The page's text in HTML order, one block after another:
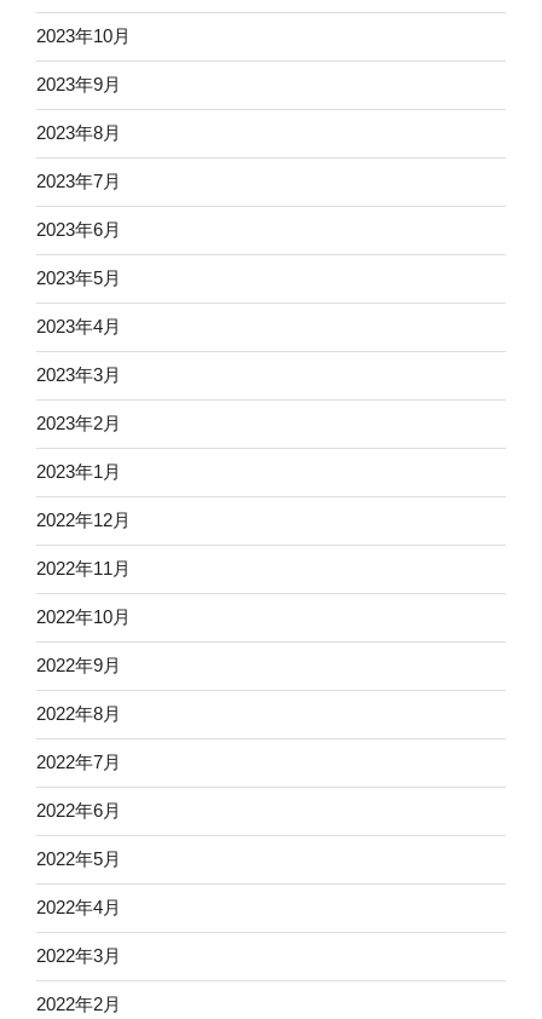
2023年10月
2023年9月
2023年8月
2023年7月
2023年6月
2023年5月
2023年4月
2023年3月
2023年2月
2023年1月
2022年12月
2022年11月
2022年10月
2022年9月
2022年8月
2022年7月
2022年6月
2022年5月
2022年4月
2022年3月
2022年2月